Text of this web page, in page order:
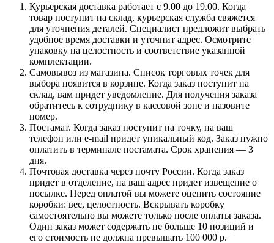
Курьерская доставка работает с 9.00 до 19.00. Когда
товар поступит на склад, курьерская служба свяжется
для уточнения деталей. Специалист предложит выбрать
удобное время доставки и уточнит адрес. Осмотрите
упаковку на целостность и соответствие указанной
комплектации.
Самовывоз из магазина. Список торговых точек для
выбора появится в корзине. Когда заказ поступит на
склад, вам придет уведомление. Для получения заказа
обратитесь к сотруднику в кассовой зоне и назовите
номер.
Постамат. Когда заказ поступит на точку, на ваш
телефон или e-mail придет уникальный код. Заказ нужно
оплатить в терминале постамата. Срок хранения — 3
дня.
Почтовая доставка через почту России. Когда заказ
придет в отделение, на ваш адрес придет извещение о
посылке. Перед оплатой вы можете оценить состояние
коробки: вес, целостность. Вскрывать коробку
самостоятельно вы можете только после оплаты заказа.
Один заказ может содержать не больше 10 позиций и
его стоимость не должна превышать 100 000 р.